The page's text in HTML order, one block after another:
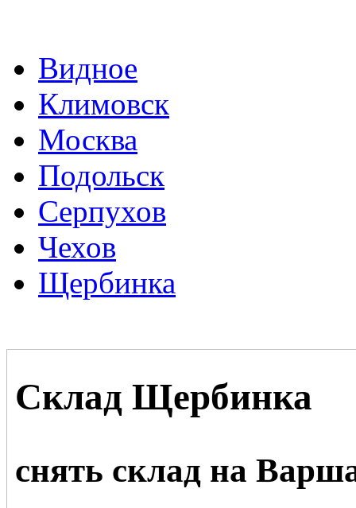
Видное
Климовск
Москва
Подольск
Серпухов
Чехов
Щербинка
Склад Щербинка
снять склад на